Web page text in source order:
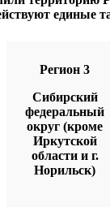
единые
Регион 3
Сибирский
федеральный
округ (кроме
Иркутской
области и г.
Норильск)